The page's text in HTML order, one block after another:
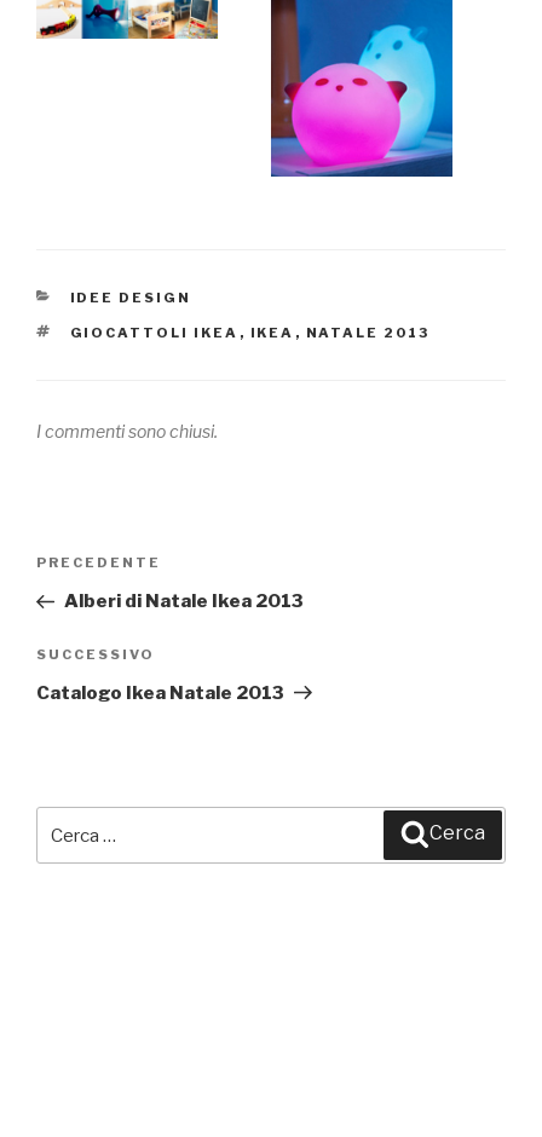
CATEGORIE
IDEE DESIGN
TAG
GIOCATTOLI IKEA , IKEA , NATALE 2013
I commenti sono chiusi.
Navigazione
Articolo
precedente:
PRECEDENTE
Alberi di Natale Ikea 2013
Articolo
successivo
SUCCESSIVO
Catalogo Ikea Natale 2013
Cerca